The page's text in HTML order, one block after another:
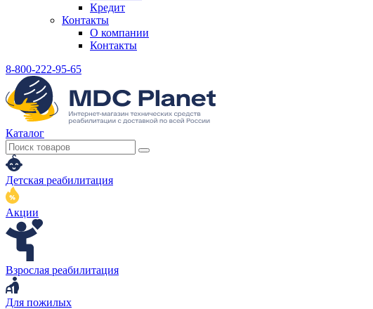
Кредит
Контакты
О компании
Контакты
8-800-222-95-65
Каталог
Детская реабилитация
Акции
Взрослая реабилитация
Для пожилых